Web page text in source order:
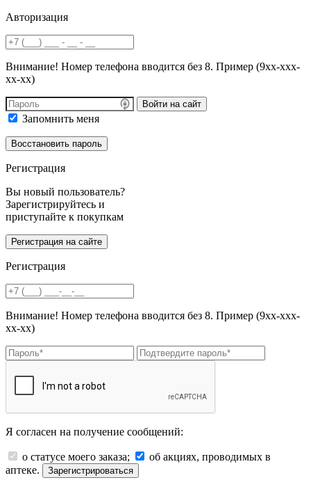
Авторизация
Внимание! Номер телефона вводится без 8. Пример (9хх-ххх-
хх-хх)
Войти на сайт
Запомнить меня
Регистрация
Вы новый пользователь?
Зарегистрируйтесь и
приступайте к покупкам
Регистрация
Внимание! Номер телефона вводится без 8. Пример (9хх-ххх-
хх-хх)
Я согласен на получение сообщений:
о статусе моего заказа;
об акциях, проводимых в
аптеке.
Зарегистрироваться